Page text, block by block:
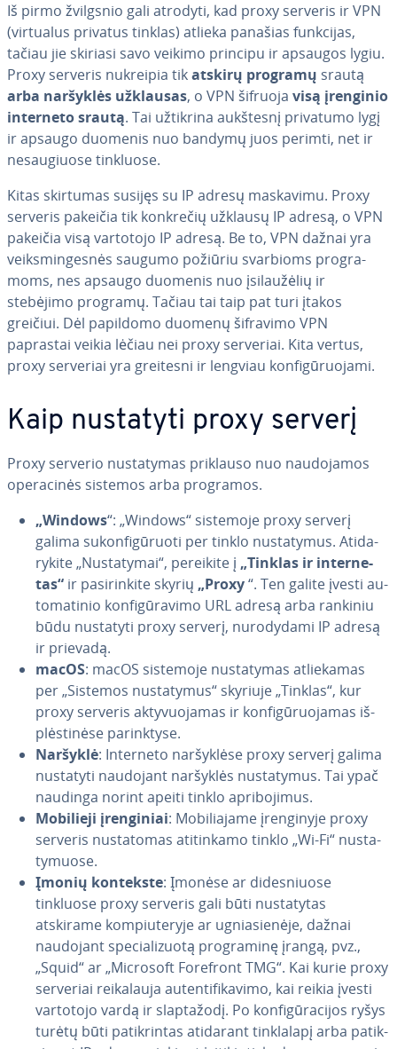
Iš pirmo žvilgsnio gali atrodyti, kad proxy serveris ir VPN
(virtualus privatus tinklas) atlieka panašias funkcijas,
tačiau jie skiriasi savo veikimo principu ir apsaugos lygiu.
Proxy serveris nukreipia tikatskirų programų srautą
arba naršyklės užklausas, o VPN šifruoja visą įrenginio
interneto srautą. Tai užtikrina aukštesnį privatumo lygį
ir apsaugo duomenis nuo bandymų juos perimti, net ir
ne­sau­giuo­se tinkluose.
Kitas skirtumas susijęs su IP adresų maskavimu. Proxy
serveris pakeičia tik konkrečių užklausų IP adresą, o VPN
pakeičia visą vartotojo IP adresą. Be to, VPN dažnai yra
veiks­min­ges­nės saugumo požiūriu svarbioms prog­ra­
moms, nes apsaugo duomenis nuo įsi­lau­žė­lių ir
stebėjimo programų. Tačiau tai taip pat turi įtakos
greičiui. Dėl papildomo duomenų šifravimo VPN
paprastai veikia lėčiau nei proxy serveriai. Kita vertus,
proxy serveriai yra greitesni ir lengviau kon­fi­gū­ruo­ja­mi.
Kaip nustatyti proxy serverį
Proxy serverio nu­sta­ty­mas priklauso nuo nau­do­ja­mos
ope­ra­ci­nės sistemos arba programos.
„Windows“: „Windows“ sistemoje proxy serverį
galima su­kon­fi­gū­ruo­ti per tinklo nu­sta­ty­mus. Ati­da­
ry­ki­te „Nu­sta­ty­mai“, pereikite į „Tinklas ir in­ter­ne­
tas“ ir pa­si­rin­ki­te skyrių „Proxy“. Ten galite įvesti au­
to­ma­ti­nio kon­fi­gū­ra­vi­mo URL adresą arba rankiniu
būdu nustatyti proxy serverį, nu­ro­dy­da­mi IP adresą
ir prievadą.
macOS: macOS sistemoje nu­sta­ty­mas at­lie­ka­mas
per „Sistemos nu­sta­ty­mus“ skyriuje „Tinklas“, kur
proxy serveris ak­ty­vuo­ja­mas ir kon­fi­gū­ruo­ja­mas iš­
plės­ti­nė­se pa­rink­ty­se.
Naršyklė: Interneto nar­šyk­lė­se proxy serverį galima
nustatyti naudojant naršyklės nu­sta­ty­mus. Tai ypač
naudinga norint apeiti tinklo ap­ri­bo­ji­mus.
Mobilieji įren­gi­niai: Mo­bi­lia­ja­me įren­gi­ny­je proxy
serveris nu­sta­to­mas ati­tin­ka­mo tinklo „Wi-Fi“ nu­sta­
ty­muo­se.
Įmonių kontekste: Įmonėse ar di­des­niuo­se
tinkluose proxy serveris gali būti nu­sta­ty­tas
atskirame kom­piu­te­ry­je ar ug­nia­sie­nė­je, dažnai
naudojant spe­cia­li­zuo­tą prog­ra­mi­nę įrangą, pvz.,
„Squid“ ar „Microsoft Forefront TMG“. Kai kurie proxy
serveriai rei­ka­lau­ja au­ten­ti­fi­ka­vi­mo, kai reikia įvesti
vartotojo vardą ir slap­ta­žo­dį. Po kon­fi­gū­ra­ci­jos ryšys
turėtų būti pa­tik­rin­tas atidarant tink­la­la­pį arba pa­tik­